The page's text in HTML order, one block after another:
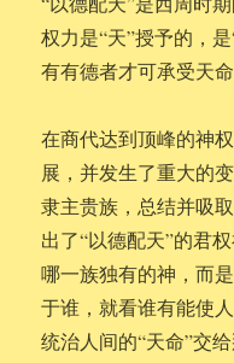
权力是“天”授予的，
有有德者才可承受天
在商代达到顶峰的神
展，并发生了重大的
隶主贵族，总结并吸
出了“以德配天”的君
哪一族独有的神，而
于谁，就看谁有能使
统治人间的“天命”交